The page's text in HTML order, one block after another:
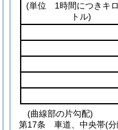
(単位 1時間につきキ
トル)
(曲線部の片勾配)
第17条
車道、中央帯(